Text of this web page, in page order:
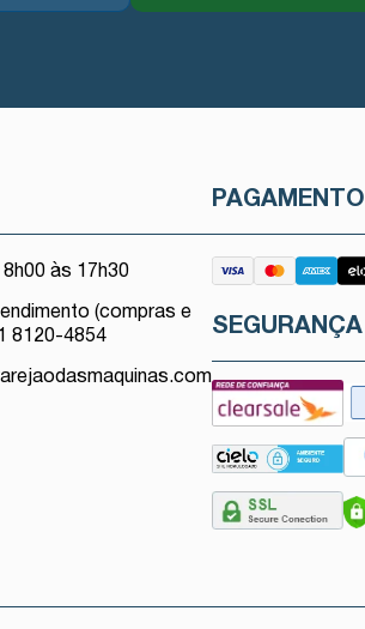
às 17h30
(compras e
8120-4854
PAGAMENTO
SEGURANÇA